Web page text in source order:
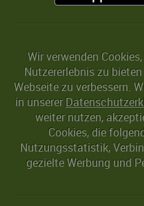
Wir verwenden
Nutzererlebnis zu
Webseite zu verbessern.
in unserer
weiter nutzen,
Cookies, die
Nutzungsstatistik,
gezielte Werbung und